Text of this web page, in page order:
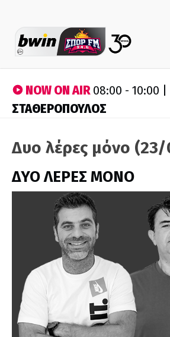
NOW ON AIR08:00 - 10:00 |
ΣΤΑΘΕΡΟΠΟΥΛΟΣ
Δυο λέρες μόνο
ΔΥΟ ΛΕΡΕΣ ΜΟΝΟ